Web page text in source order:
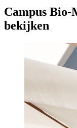
Campus
bekijken